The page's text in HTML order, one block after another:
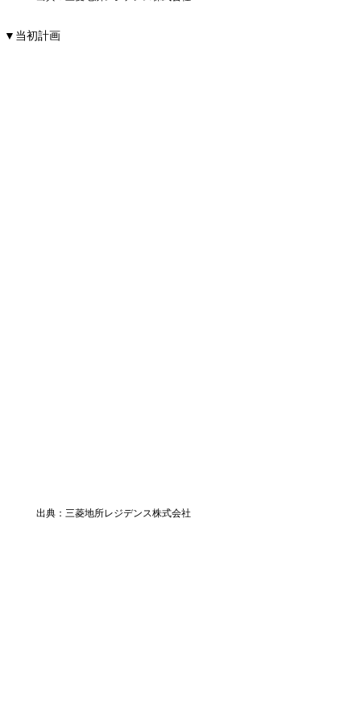
▼当初計画
出典：三菱地所レジデンス株式会社